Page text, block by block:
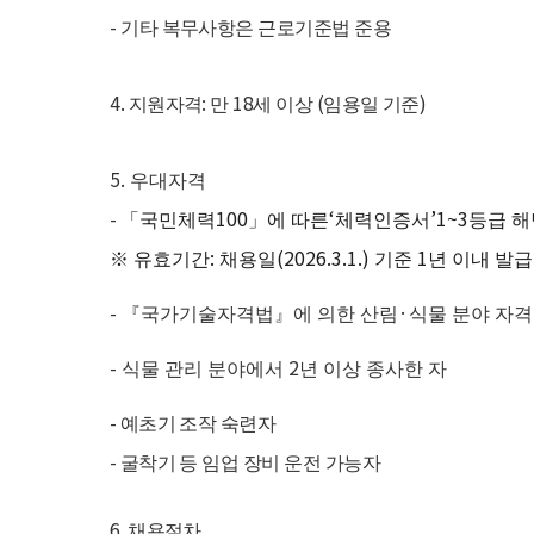
- 기타 복무사항은 근로기준법 준용
4. 지원자격: 만 18세 이상 (임용일 기준)
5. 우대자격
- 「 국민체력100」 에 따른‘체력인증서 ’1~3등급
※ 유효기간: 채용일(2026.3.1.) 기준 1 년 이내 발
- 『국가기술자격법 』 에 의한 산림 · 식물 분야 자
- 식물 관리 분야에서 2년 이상 종사한 자
- 예초기 조작 숙련자
- 굴착기 등 임업 장비 운전 가능자